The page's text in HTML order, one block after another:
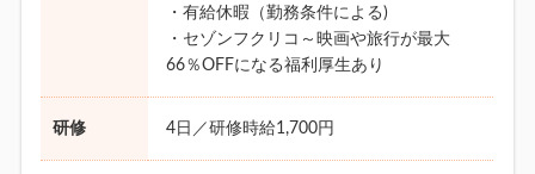
・有給休暇（勤務条件による)
・セゾンフクリコ～映画や旅行が最大
66％OFFになる福利厚生あり
研修 4日／研修時給1,700円